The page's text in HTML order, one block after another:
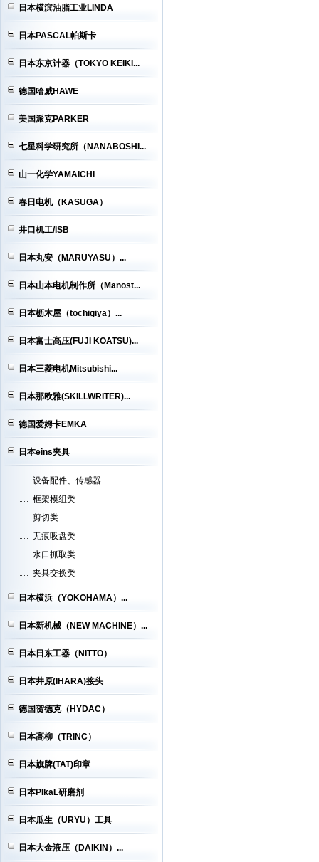
日本横滨油脂工业LINDA
日本PASCAL帕斯卡
日本东京计器（TOKYO KEIKI...
德国哈威HAWE
美国派克PARKER
七星科学研究所（NANABOSHI...
山一化学YAMAICHI
春日电机（KASUGA）
井口机工/ISB
日本丸安（MARUYASU）...
日本山本电机制作所（Manost...
日本枥木屋（tochigiya）...
日本富士高压(FUJI KOATSU)...
日本三菱电机Mitsubishi...
日本那欧雅(SKILLWRITER)...
德国爱姆卡EMKA
日本eins夹具
设备配件、传感器
框架模组类
剪切类
无痕吸盘类
水口抓取类
夹具交换类
日本横浜（YOKOHAMA）...
日本新机械（NEW MACHINE）...
日本日东工器（NITTO）
日本井原(IHARA)接头
德国贺德克（HYDAC）
日本高柳（TRINC）
日本旗牌(TAT)印章
日本PIkaL研磨剂
日本瓜生（URYU）工具
日本大金液压（DAIKIN）...